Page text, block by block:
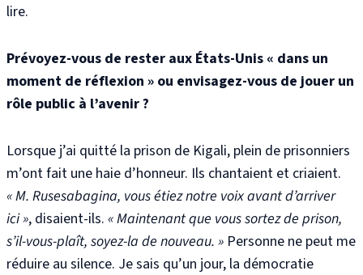
lire.
Prévoyez-vous de rester aux États-Unis « dans un
moment de réflexion » ou envisagez-vous de jouer un
rôle public à l’avenir ?
Lorsque j’ai quitté la prison de Kigali, plein de prisonniers
m’ont fait une haie d’honneur. Ils chantaient et criaient.
« M. Rusesabagina, vous étiez notre voix avant d’arriver
ici », disaient-ils. « Maintenant que vous sortez de prison,
s’il-vous-plaît, soyez-la de nouveau. » Personne ne peut me
réduire au silence. Je sais qu’un jour, la démocratie